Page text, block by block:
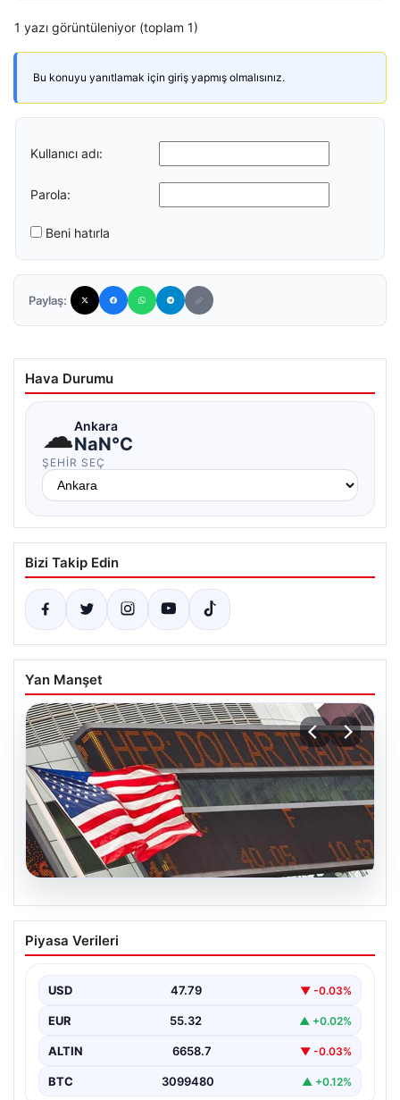
1 yazı görüntüleniyor (toplam 1)
Bu konuyu yanıtlamak için giriş yapmış olmalısınız.
Kullanıcı adı:
Parola:
Beni hatırla
Paylaş:
Hava Durumu
☁Ankara
NaN°C
ŞEHIR SEÇ
Bizi Takip Edin
Yan Manşet
08.08.2026
FED Faiz Kararı Ne Zaman Açıklanacak?
Nisan Ayı Beklentileri ve Piyasa Yönleri
alacağı faiz kararları, finans piyasalarının yönünü
belirlemede kritik…
Piyasa Verileri
USD 47.79 ▼ -0.03%
EUR 55.32 ▲ +0.02%
ALTIN 6658.7 ▼ -0.03%
BTC 3099480 ▲ +0.12%